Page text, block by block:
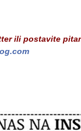
ili postavite